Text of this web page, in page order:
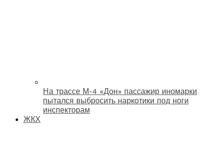
На трассе М-4 «Дон» пассажир иномарки
пытался выбросить наркотики под ноги
инспекторам
ЖКХ